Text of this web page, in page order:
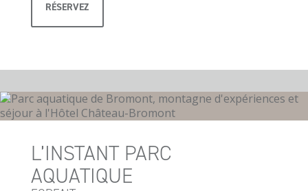
RÉSERVEZ
L’INSTANT PARC
AQUATIQUE